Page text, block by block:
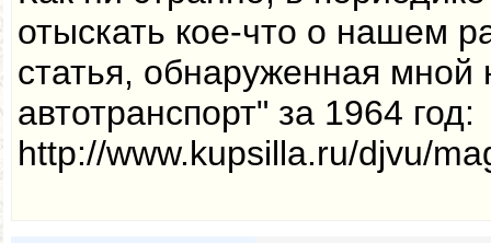
отыскать кое-что о нашем
статья, обнаруженная мной
автотранспорт" за 1964 год:
http://www.kupsilla.ru/djvu/